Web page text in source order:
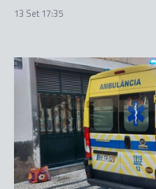
13 Set 17:35